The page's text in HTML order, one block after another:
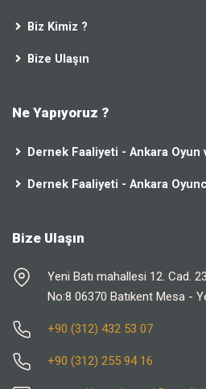
Biz Kimiz ?
Bize Ulaşın
Ne Yapıyoruz ?
Dernek Faaliyeti - Ankara Oyun
Dernek Faaliyeti - Ankara
Bize Ulaşın
Yeni Batı mahallesi 12. Cad.
No:8 06370 Batıkent Mesa -
+90 (312) 432 53 07
+90 (312) 255 94 16